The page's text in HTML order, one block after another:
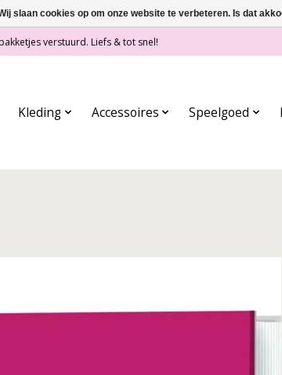
verstuurd. Liefs & tot snel!
Kleding Accessoires Speelgoed
slaan cookies op om onze website te verbeteren. Is dat